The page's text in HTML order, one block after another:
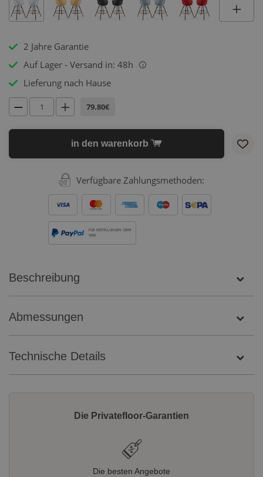
2 Jahre Garantie
Auf Lager - Versand in: 48h
i
Lieferung nach Hause
79.80€
in den warenkorb
Verfügbare Zahlungsmethoden:
FÜR BESTELLUNGEN ÜBER
500€
Beschreibung
Abmessungen
Technische Details
Die Privatefloor-Garantien
Die besten Angebote